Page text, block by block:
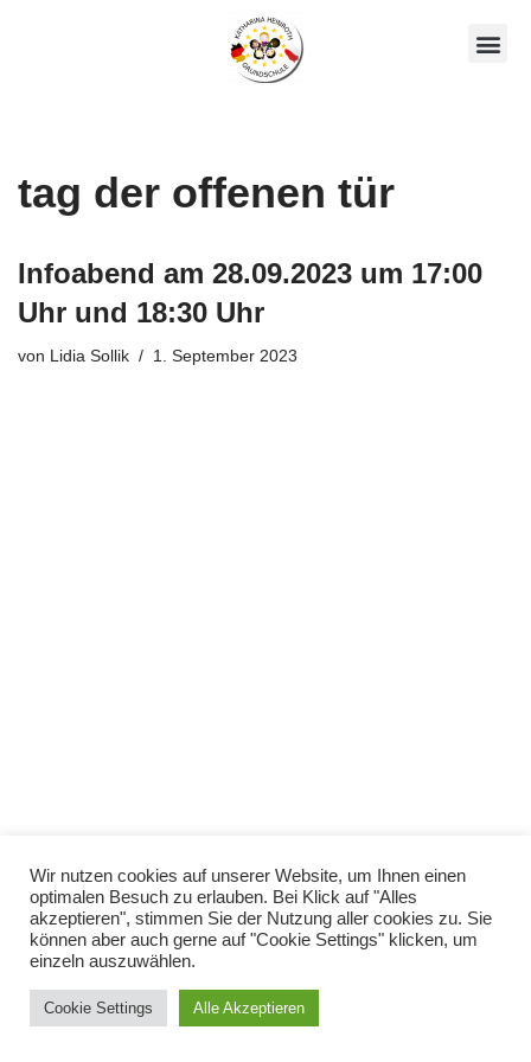
tag der offenen tür
Infoabend am 28.09.2023 um 17:00
Uhr und 18:30 Uhr
von Lidia Sollik 1. September 2023
Copyright © Katharina Heinroth Grundschule 2021
Impressum
Kontakt
Wir nutzen cookies auf unserer Website, um Ihnen einen
optimalen Besuch zu erlauben. Bei Klick auf "Alles
akzeptieren", stimmen Sie der Nutzung aller cookies zu. Sie
können aber auch gerne auf "Cookie Settings" klicken, um
einzeln auszuwählen.
Cookie Settings Alle Akzeptieren